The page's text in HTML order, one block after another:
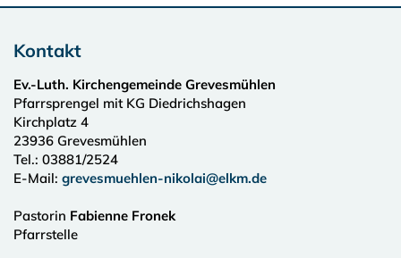
Kontakt
Ev.-Luth. Kirchengemeinde Grevesmühlen
Pfarrsprengel mit KG Diedrichshagen
Kirchplatz 4
23936 Grevesmühlen
Tel.: 03881/2524
E-Mail: grevesmuehlen-nikolai@elkm.de
Pastorin Fabienne Fronek
Pfarrstelle